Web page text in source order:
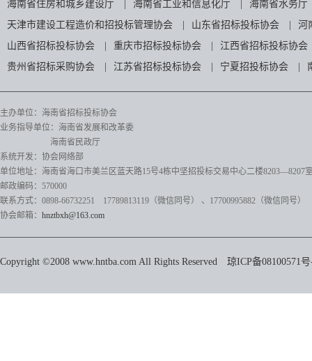
海南省住房和城乡建设厅
海南省工业和信息化厅
海南省水务厅
天津市建设工程造价和招投标管理协会
山东省招标投标协会
河
山西省招标投标协会
重庆市招标投标协会
江西省招标投标协会
贵州省招标采购协会
江苏省招标投标协会 宁夏招投标协会
主办单位：海南省招标投标协会
业务指导单位：海南省发展和改革委
海南省民政厅
系统开发：协会网络部
单位地址：海南省海口市美兰区蓝天路15号4栋中坚招投标交易中心二楼8203—8207
邮政编码：570000
联系方式：0898-66732251 17789813119（微信同号）
、17700995882 （微信同号）
协会邮箱： hnztbxh@163.com
Copyright ©2008 www.hntba.com All Rights Reserved 琼ICP备08100571